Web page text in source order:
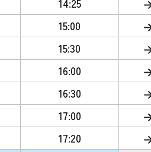
14:25
15:00
15:30
16:00
16:30
17:00
17:20